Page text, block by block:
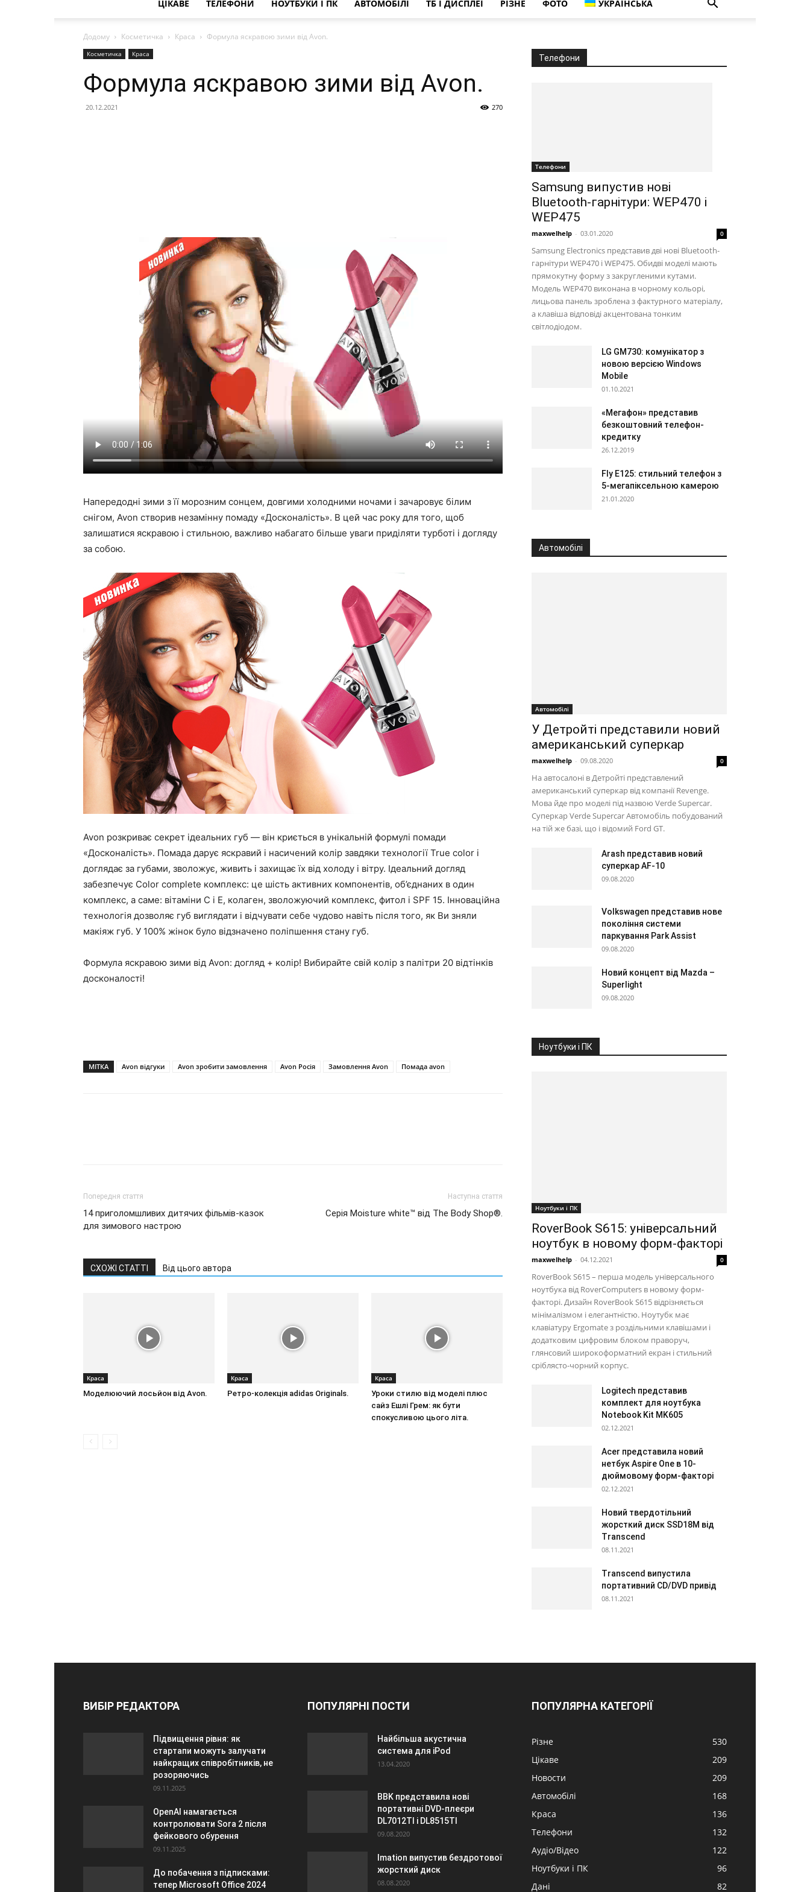
ЦІКАВЕ ТЕЛЕФОНИ НОУТБУКИ І ПК АВТОМОБІЛІ ТБ І ДИСПЛЕЇ РІЗНЕ ФОТО УКРАЇНСЬКА
Додому Косметичка Краса Формула яскравою зими від Avon.
Косметичка Краса
Формула яскравою зими від Avon.
20.12.2021 270
Напередодні зими з її морозним сонцем, довгими холодними ночами і зачаровує білим
снігом, Avon створив незамінну помаду «Досконалість». В цей час року для того, щоб
залишатися яскравою і стильною, важливо набагато більше уваги приділяти турботі і догляду
за собою.
Avon розкриває секрет ідеальних губ — він криється в унікальній формулі помади
«Досконалість». Помада дарує яскравий і насичений колір завдяки технології True color і
доглядає за губами, зволожує, живить і захищає їх від холоду і вітру. Ідеальний догляд
забезпечує Color complete комплекс: це шість активних компонентів, об’єднаних в один
комплекс, а саме: вітаміни С і Е, колаген, зволожуючий комплекс, фитол і SPF 15. Інноваційна
технологія дозволяє губ виглядати і відчувати себе чудово навіть після того, як Ви зняли
макіяж губ. У 100% жінок було відзначено поліпшення стану губ.
Формула яскравою зими від Avon: догляд + колір! Вибирайте свій колір з палітри 20 відтінків
досконалості!
МІТКА Avon відгуки Avon зробити замовлення Avon Росія Замовлення Avon Помада avon
Попередня стаття
14 приголомшливих дитячих фільмів-казок
для зимового настрою
Наступна стаття
Серія Moisture white™ від The Body Shop®.
СХОЖІ СТАТТІ Від цього автора
Краса
Моделюючий лосьйон від Avon.
Краса
Ретро-колекція adidas Originals.
Краса
Уроки стилю від моделі плюс
сайз Ешлі Грем: як бути
спокусливою цього літа.
Телефони
Телефони
Samsung випустив нові
Bluetooth-гарнітури: WEP470 і
WEP475
maxwelhelp - 03.01.2020 0
Samsung Electronics представив дві нові Bluetooth-
гарнітури WEP470 і WEP475. Обидві моделі мають
прямокутну форму з закругленими кутами.
Модель WEP470 виконана в чорному кольорі,
лицьова панель зроблена з фактурного матеріалу,
а клавіша відповіді акцентована тонким
світлодіодом.
LG GM730: комунікатор з
новою версією Windows
Mobile
01.10.2021
«Мегафон» представив
безкоштовний телефон-
кредитку
26.12.2019
Fly E125: стильний телефон з
5-мегапіксельною камерою
21.01.2020
Автомобілі
Автомобілі
У Детройті представили новий
американський суперкар
maxwelhelp - 09.08.2020 0
На автосалоні в Детройті представлений
американський суперкар від компанії Revenge.
Мова йде про моделі під назвою Verde Supercar.
Суперкар Verde Supercar Автомобіль побудований
на тій же базі, що і відомий Ford GT.
Arash представив новий
суперкар AF-10
09.08.2020
Volkswagen представив нове
покоління системи
паркування Park Assist
09.08.2020
Новий концепт від Mazda –
Superlight
09.08.2020
Ноутбуки і ПК
Ноутбуки і ПК
RoverBook S615: універсальний
ноутбук в новому форм-факторі
maxwelhelp - 04.12.2021 0
RoverBook S615 – перша модель універсального
ноутбука від RoverComputers в новому форм-
факторі. Дизайн RoverBook S615 відрізняється
мінімалізмом і елегантністю. Ноутубк має
клавіатуру Ergomate з роздільними клавішами і
додатковим цифровим блоком праворуч,
глянсовий широкоформатний екран і стильний
сріблясто-чорний корпус.
Logitech представив
комплект для ноутбука
Notebook Kit MK605
02.12.2021
Acer представила новий
нетбук Aspire One в 10-
дюймовому форм-факторі
02.12.2021
Новий твердотільний
жорсткий диск SSD18M від
Transcend
08.11.2021
Transcend випустила
портативний CD/DVD привід
08.11.2021
ВИБІР РЕДАКТОРА
Підвищення рівня: як
стартапи можуть залучати
найкращих співробітників, не
розоряючись
09.11.2025
OpenAI намагається
контролювати Sora 2 після
фейкового обурення
09.11.2025
До побачення з підписками:
тепер Microsoft Office 2024
ПОПУЛЯРНІ ПОСТИ
Найбільша акустична
система для iPod
13.04.2020
BBK представила нові
портативні DVD-плеєри
DL7012TI і DL8515TI
09.08.2020
Imation випустив бездротової
жорсткий диск
08.08.2020
ПОПУЛЯРНА КАТЕГОРІЇ
Різне
530
Цікаве
209
Новости
209
Автомобілі
168
Краса
136
Телефони
132
Аудіо/Відео
122
Ноутбуки і ПК
96
Дані
82